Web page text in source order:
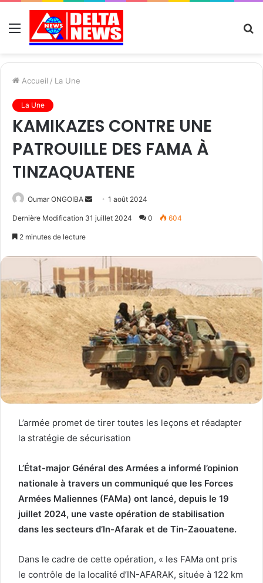
Menu
Accueil / La Une
La Une
KAMIKAZES CONTRE UNE
PATROUILLE DES FAMA À
TINZAQUATENE
Oumar ONGOIBA
Send1 août 2024
Dernière Modification 31 juillet 2024 0 604
2 minutes de lecture
L’armée promet de tirer toutes les leçons et réadapter
la stratégie de sécurisation
L’État-major Général des Armées a informé l’opinion
nationale à travers un communiqué que les Forces
Armées Maliennes (FAMa) ont lancé, depuis le 19
juillet 2024, une vaste opération de stabilisation
dans les secteurs d’In-Afarak et de Tin-Zaouatene.
Dans le cadre de cette opération, « les FAMa ont pris
le contrôle de la localité d’IN-AFARAK, située à 122 km